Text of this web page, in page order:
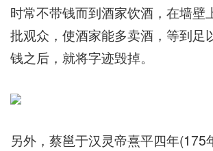
时常不带钱而到酒家饮酒，在墙壁
批观众，使酒家能多卖酒，等到足
钱之后，就将字迹毁掉。
另外，蔡邕于汉灵帝熹平四年(175